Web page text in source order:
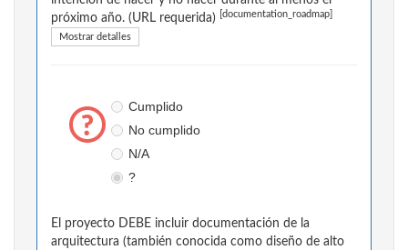
próximo año. (URL requerida)
[documentation_roadmap]
Mostrar detalles
Cumplido
No cumplido
N/A
?
El proyecto DEBE incluir documentación de la
arquitectura (también conocida como diseño de alto